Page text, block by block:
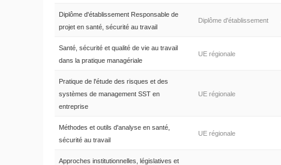
Diplôme d'établissement Responsable de
projet en santé, sécurité au travail
Diplôme d'établissement
Santé, sécurité et qualité de vie au travail
dans la pratique managériale
UE régionale
Pratique de l'étude des risques et des
systèmes de management SST en
entreprise
UE régionale
Méthodes et outils d'analyse en santé,
sécurité au travail
UE régionale
Approches institutionnelles, législatives et